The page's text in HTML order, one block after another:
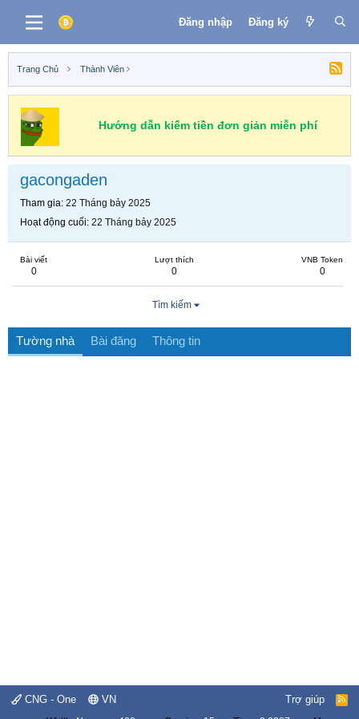
Đăng nhập Đăng ký
Trang Chủ Thành Viên
Hướng dẫn kiếm tiền đơn giản miễn phí
gacongaden
Tham gia 22 Tháng bảy 2025
Hoạt động cuối 22 Tháng bảy 2025
Bài viết
0
Lượt thích
0
VNB Token
0
Tìm kiếm
Tường nhà Bài đăng Thông tin
CNG - One VN Trợ giúp
R